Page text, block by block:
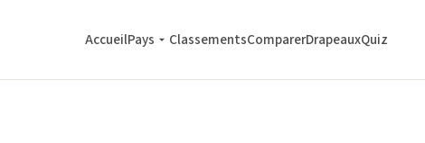
AccueilPays ClassementsComparerDrapeauxQuiz